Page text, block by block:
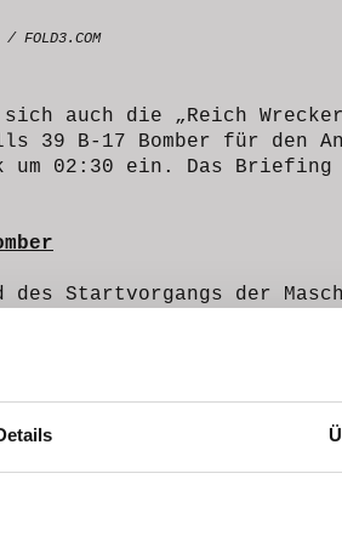
sich auch die „Reich
39 B-17 Bomber für den
um 02:30 ein. Das
des Startvorgangs der
42-102558
erreichte. Das
in den Boden.
nur leicht verletzt. Einer
Abb.3: Das